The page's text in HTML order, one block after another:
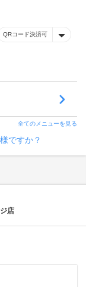
QRコード決済可
全てのメニューを見る
ですか？
店